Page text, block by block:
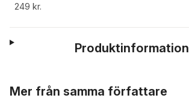
249 kr.
Produktinformation
Mer från samma författare